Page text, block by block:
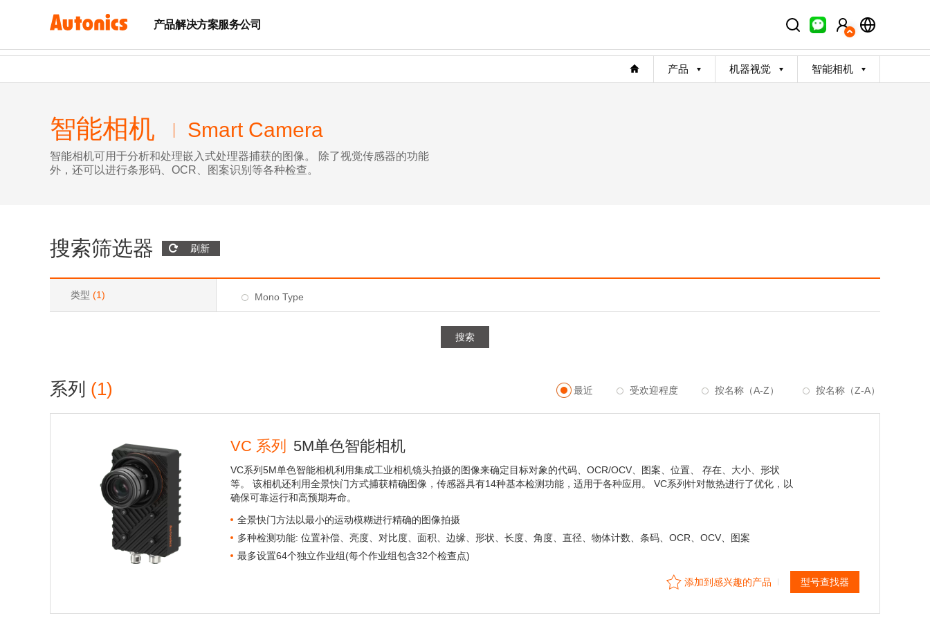
产品 解决方案 服务 公司
产品 机器视觉 智能相机
智能相机 Smart Camera
智能相机可用于分析和处理嵌入式处理器捕获的图像。 除了视觉传感器的功能
外，还可以进行条形码、OCR、图案识别等各种检查。
搜索筛选器 刷新
类型 (1) Mono Type
搜索
系列 (1) 最近 受欢迎程度 按名称（A-Z） 按名称（Z-A）
VC 系列 5M单色智能相机
VC系列5M单色智能相机利用集成工业相机镜头拍摄的图像来确定目标对象的代码、OCR/OCV、图案、位置、 存在、大小、形状
等。 该相机还利用全景快门方式捕获精确图像，传感器具有14种基本检测功能，适用于各种应用。 VC系列针对散热进行了优化，以
确保可靠运行和高预期寿命。
全景快门方法以最小的运动模糊进行精确的图像拍摄
多种检测功能: 位置补偿、亮度、对比度、面积、边缘、形状、长度、角度、直径、物体计数、条码、OCR、OCV、图案
最多设置64个独立作业组(每个作业组包含32个检查点)
添加到感兴趣的产品 型号查找器